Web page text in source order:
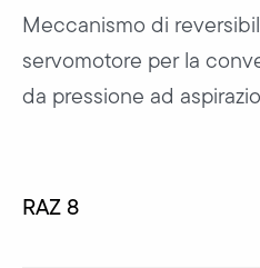
Meccanismo di
servomotore per la
da pressione ad
RAZ 8